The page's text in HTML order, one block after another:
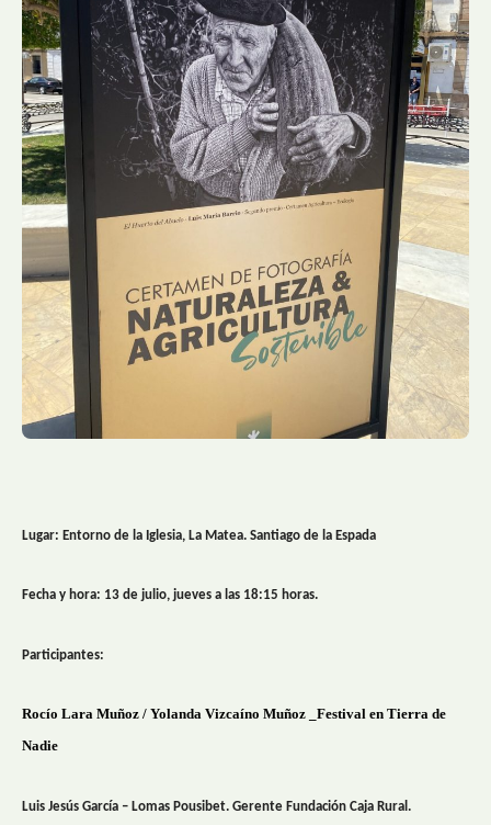
Lugar: Entorno de la Iglesia, La Matea. Santiago de la Espada
Fecha y hora: 13 de julio, jueves a las 18:15 horas.
Participantes:
Rocío Lara Muñoz / Yolanda Vizcaíno Muñoz _Festival en Tierra de
Nadie
Luis Jesús García – Lomas Pousibet. Gerente Fundación Caja Rural.